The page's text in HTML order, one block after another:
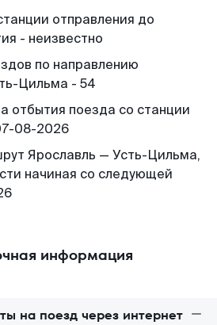
отправления до
- неизвестно
по направлению
Цильма - 54
отбытия поезда со станции
08-2026
Ярославль — Усть-Цильма,
начиная со следующей
информация
на поезд через интернет